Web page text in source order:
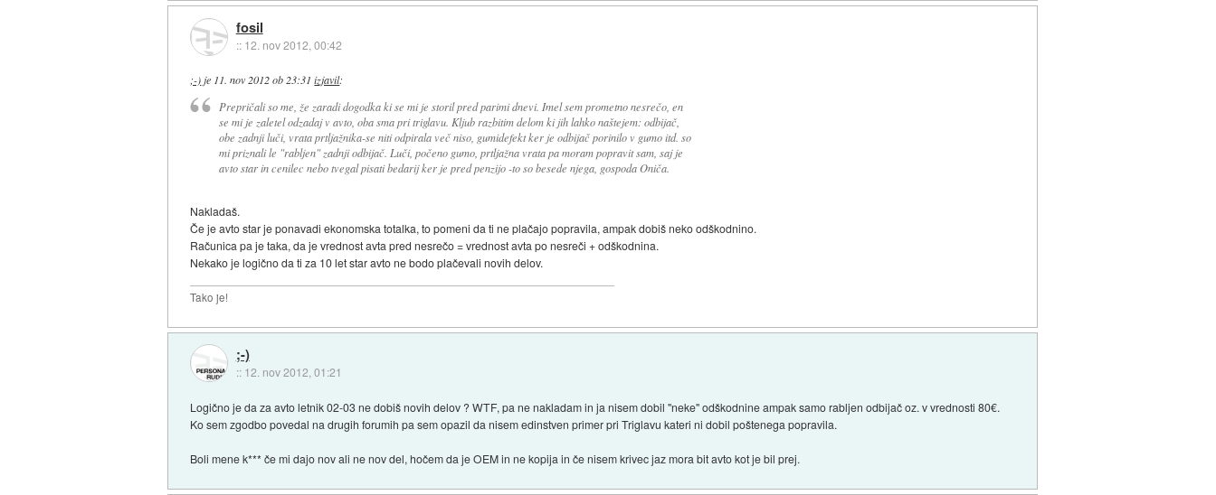
fosil
:: 12. nov 2012, 00:42
;-) je 11. nov 2012 ob 23:31 izjavil:
Prepričali so me, že zaradi dogodka ki se mi je storil pred parimi dnevi. Imel sem prometno nesrečo, en
se mi je zaletel odzadaj v avto, oba sma pri triglavu. Kljub razbitim delom ki jih lahko naštejem: odbijač,
obe zadnji luči, vrata prtljažnika-se niti odpirala več niso, gumidefekt ker je odbijač porinilo v gumo itd. so
mi priznali le "rabljen" zadnji odbijač. Luči, počeno gumo, prtljažna vrata pa moram popravit sam, saj je
avto star in cenilec nebo tvegal pisati bedarij ker je pred penzijo -to so besede njega, gospoda Oniča.
Nakladaš.
Če je avto star je ponavadi ekonomska totalka, to pomeni da ti ne plačajo popravila, ampak dobiš neko odškodnino.
Računica pa je taka, da je vrednost avta pred nesrečo = vrednost avta po nesreči + odškodnina.
Nekako je logično da ti za 10 let star avto ne bodo plačevali novih delov.
Tako je!
;-)
:: 12. nov 2012, 01:21
Logično je da za avto letnik 02-03 ne dobiš novih delov ? WTF, pa ne nakladam in ja nisem dobil "neke" odškodnine ampak samo rabljen odbijač oz. v vrednosti 80€.
Ko sem zgodbo povedal na drugih forumih pa sem opazil da nisem edinstven primer pri Triglavu kateri ni dobil poštenega popravila.
Boli mene k*** če mi dajo nov ali ne nov del, hočem da je OEM in ne kopija in če nisem krivec jaz mora bit avto kot je bil prej.